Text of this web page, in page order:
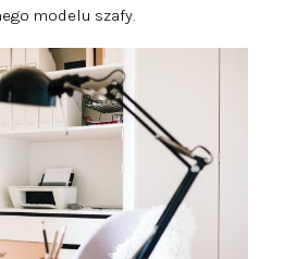
modelu szafy.